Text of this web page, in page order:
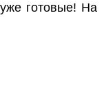
готовые! На